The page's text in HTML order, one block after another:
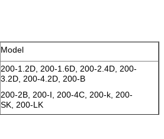
Model
200-1.2D, 200-1.6D, 200-2.4D, 200-
3.2D, 200-4.2D, 200-B
200-2B, 200-I, 200-4C, 200-k, 200-
SK, 200-LK